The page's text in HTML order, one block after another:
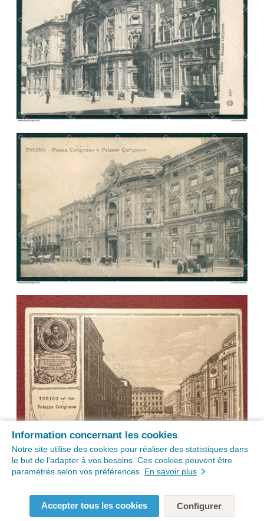
Information concernant les cookies
Notre site utilise des cookies pour réaliser des statistiques dans
le but de l’adapter à vos besoins. Ces cookies peuvent être
paramétrés selon vos préférences. En savoir plus
Accepter tous les cookies Configurer